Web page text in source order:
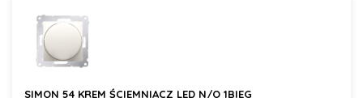
SIMON 54 KREM ŚCIEMNIACZ LED N/O 1BIEG